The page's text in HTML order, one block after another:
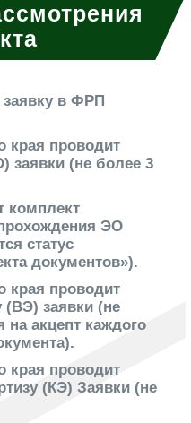
заявку в ФРП
края проводит
заявки (не более 3
комплект
ЭО
статус
документов»).
края проводит
(ВЭ) заявки (не
на акцепт каждого
края проводит
(КЭ) Заявки (не